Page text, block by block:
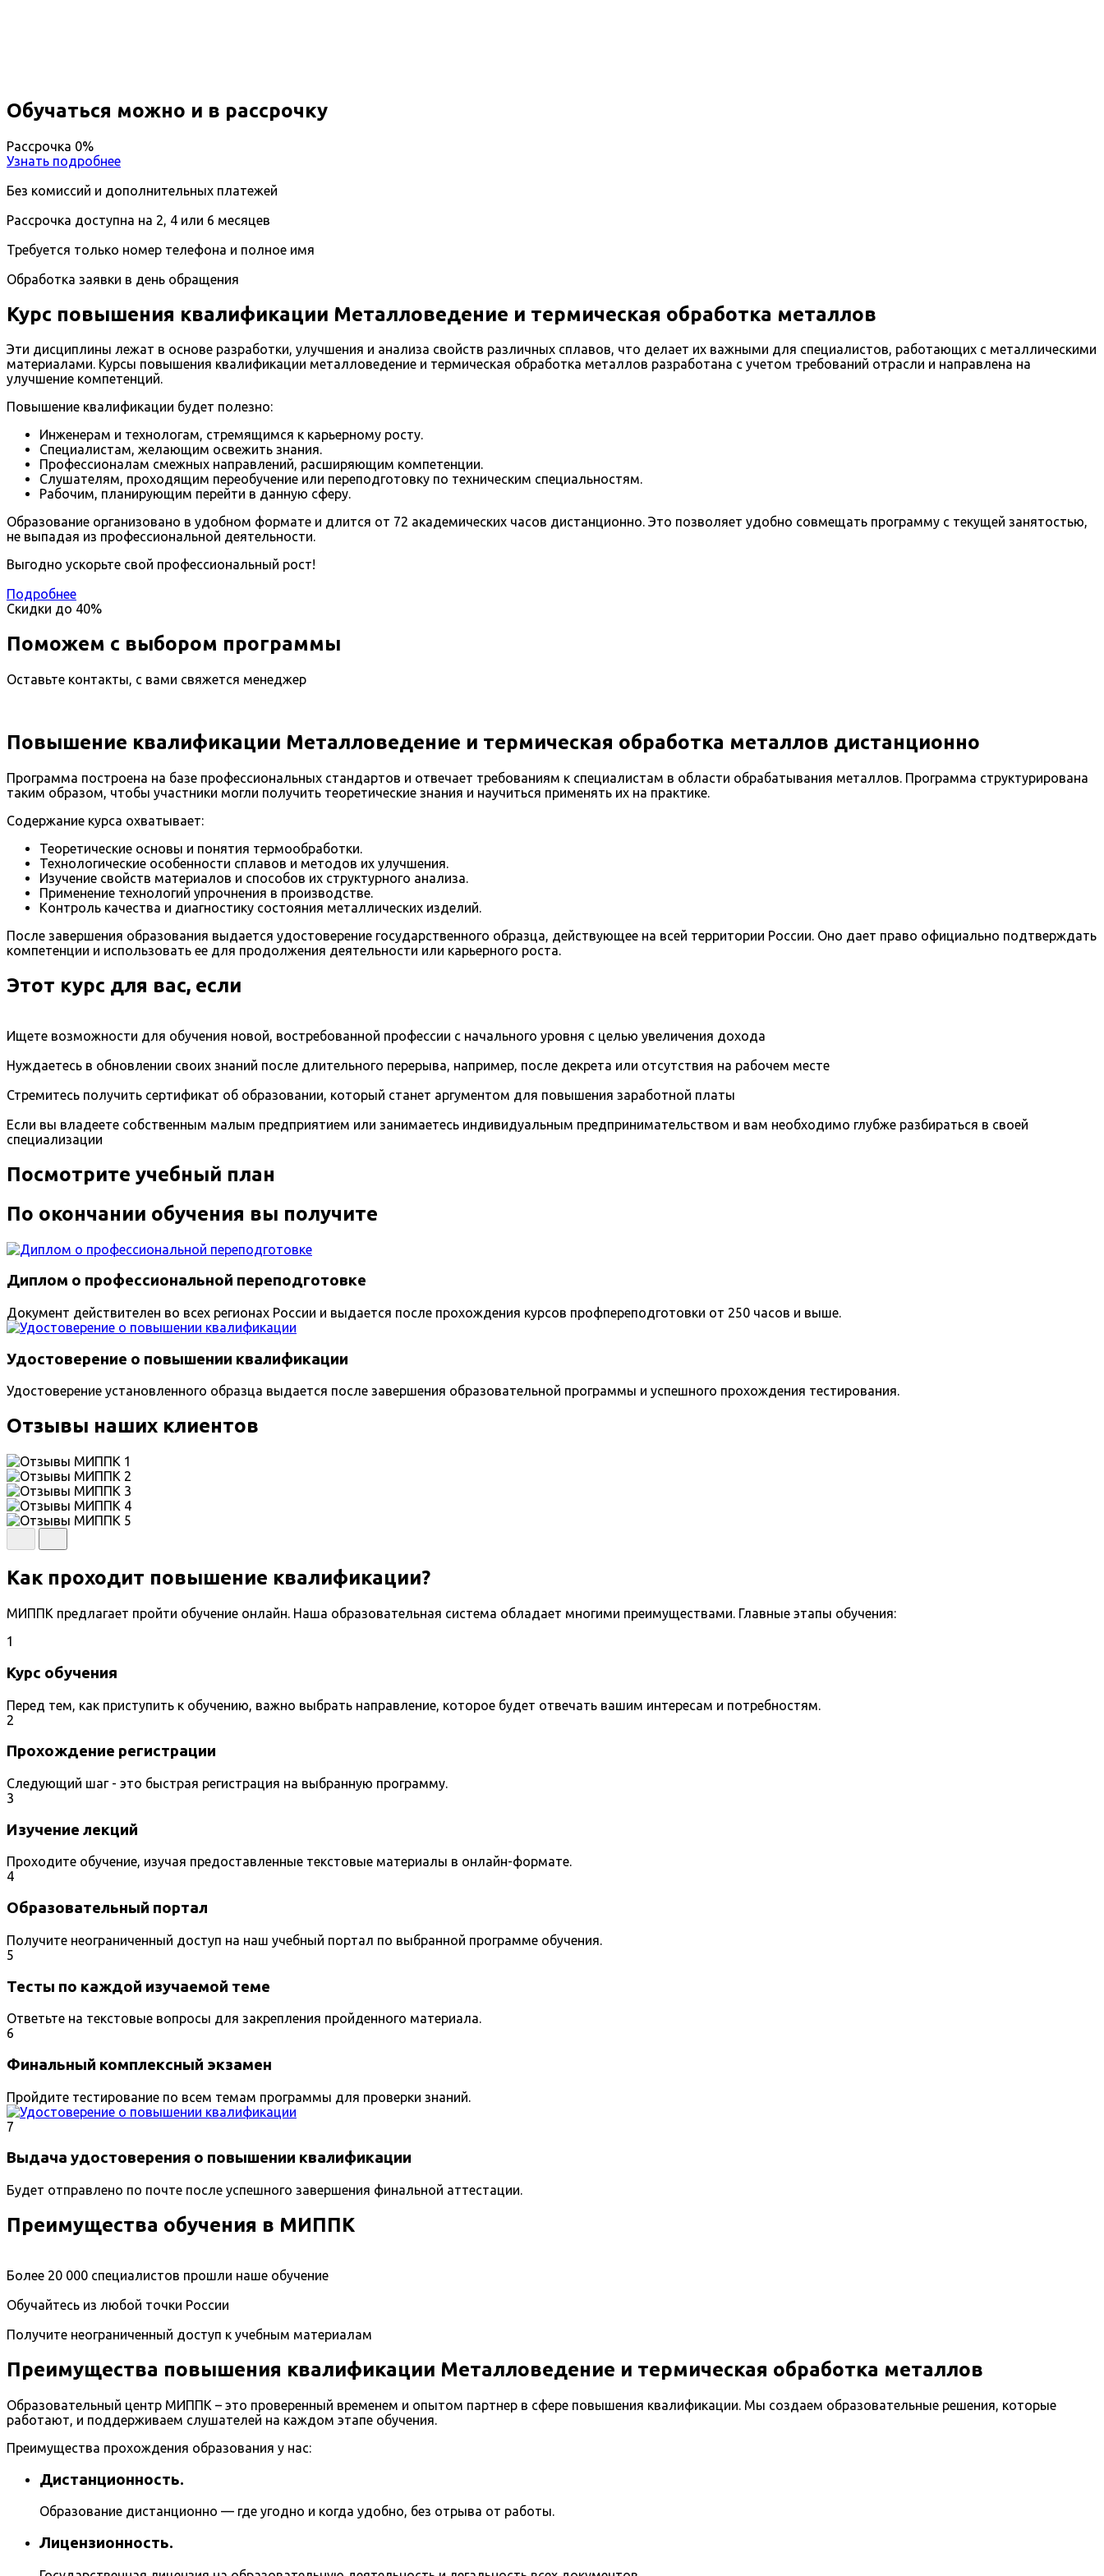
Обучаться можно и в рассрочку
Рассрочка 0%
Узнать подробнее
Без комиссий и дополнительных платежей
Рассрочка доступна на 2, 4 или 6 месяцев
Требуется только номер телефона и полное имя
Обработка заявки в день обращения
Курс повышения квалификации Металловедение и термическая обработка металлов
Эти дисциплины лежат в основе разработки, улучшения и анализа свойств различных сплавов, что делает их важными для специалистов, работающих с металлическими
материалами. Курсы повышения квалификации металловедение и термическая обработка металлов разработана с учетом требований отрасли и направлена на
улучшение компетенций.
Повышение квалификации будет полезно:
Инженерам и технологам, стремящимся к карьерному росту.
Специалистам, желающим освежить знания.
Профессионалам смежных направлений, расширяющим компетенции.
Слушателям, проходящим переобучение или переподготовку по техническим специальностям.
Рабочим, планирующим перейти в данную сферу.
Образование организовано в удобном формате и длится от 72 академических часов дистанционно. Это позволяет удобно совмещать программу с текущей занятостью,
не выпадая из профессиональной деятельности.
Выгодно ускорьте свой профессиональный рост!
Подробнее
Скидки до 40%
Поможем с выбором программы
Оставьте контакты, с вами свяжется менеджер
Повышение квалификации Металловедение и термическая обработка металлов дистанционно
Программа построена на базе профессиональных стандартов и отвечает требованиям к специалистам в области обрабатывания металлов. Программа структурирована
таким образом, чтобы участники могли получить теоретические знания и научиться применять их на практике.
Содержание курса охватывает:
Теоретические основы и понятия термообработки.
Технологические особенности сплавов и методов их улучшения.
Изучение свойств материалов и способов их структурного анализа.
Применение технологий упрочнения в производстве.
Контроль качества и диагностику состояния металлических изделий.
После завершения образования выдается удостоверение государственного образца, действующее на всей территории России. Оно дает право официально подтверждать
компетенции и использовать ее для продолжения деятельности или карьерного роста.
Этот курс для вас, если
Ищете возможности для обучения новой, востребованной профессии с начального уровня с целью увеличения дохода
Нуждаетесь в обновлении своих знаний после длительного перерыва, например, после декрета или отсутствия на рабочем месте
Стремитесь получить сертификат об образовании, который станет аргументом для повышения заработной платы
Если вы владеете собственным малым предприятием или занимаетесь индивидуальным предпринимательством и вам необходимо глубже разбираться в своей
специализации
Посмотрите учебный план
По окончании обучения вы получите
Диплом о профессиональной переподготовке
Документ действителен во всех регионах России и выдается после прохождения курсов профпереподготовки от 250 часов и выше.
Удостоверение о повышении квалификации
Удостоверение установленного образца выдается после завершения образовательной программы и успешного прохождения тестирования.
Отзывы наших клиентов
Как проходит повышение квалификации?
МИППК предлагает пройти обучение онлайн. Наша образовательная система обладает многими преимуществами. Главные этапы обучения:
1
Курс обучения
Перед тем, как приступить к обучению, важно выбрать направление, которое будет отвечать вашим интересам и потребностям.
2
Прохождение регистрации
Следующий шаг - это быстрая регистрация на выбранную программу.
3
Изучение лекций
Проходите обучение, изучая предоставленные текстовые материалы в онлайн-формате.
4
Образовательный портал
Получите неограниченный доступ на наш учебный портал по выбранной программе обучения.
5
Тесты по каждой изучаемой теме
Ответьте на текстовые вопросы для закрепления пройденного материала.
6
Финальный комплексный экзамен
Пройдите тестирование по всем темам программы для проверки знаний.
7
Выдача удостоверения о повышении квалификации
Будет отправлено по почте после успешного завершения финальной аттестации.
Преимущества обучения в МИППК
Более 20 000 специалистов прошли наше обучение
Обучайтесь из любой точки России
Получите неограниченный доступ к учебным материалам
Преимущества повышения квалификации Металловедение и термическая обработка металлов
Образовательный центр МИППК – это проверенный временем и опытом партнер в сфере повышения квалификации. Мы создаем образовательные решения, которые
работают, и поддерживаем слушателей на каждом этапе обучения.
Преимущества прохождения образования у нас:
Дистанционность.
Образование дистанционно — где угодно и когда удобно, без отрыва от работы.
Лицензионность.